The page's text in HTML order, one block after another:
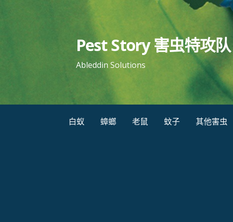
Pest Story 害虫特攻队
Ableddin Solutions
白蚁 蟑螂 老鼠 蚊子 其他害虫